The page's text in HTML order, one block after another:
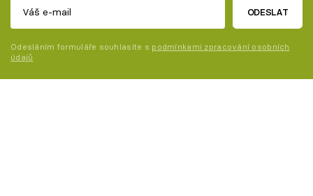
ODESLAT
Odesláním formuláře souhlasíte s podmínkami zpracování osobních
údajů